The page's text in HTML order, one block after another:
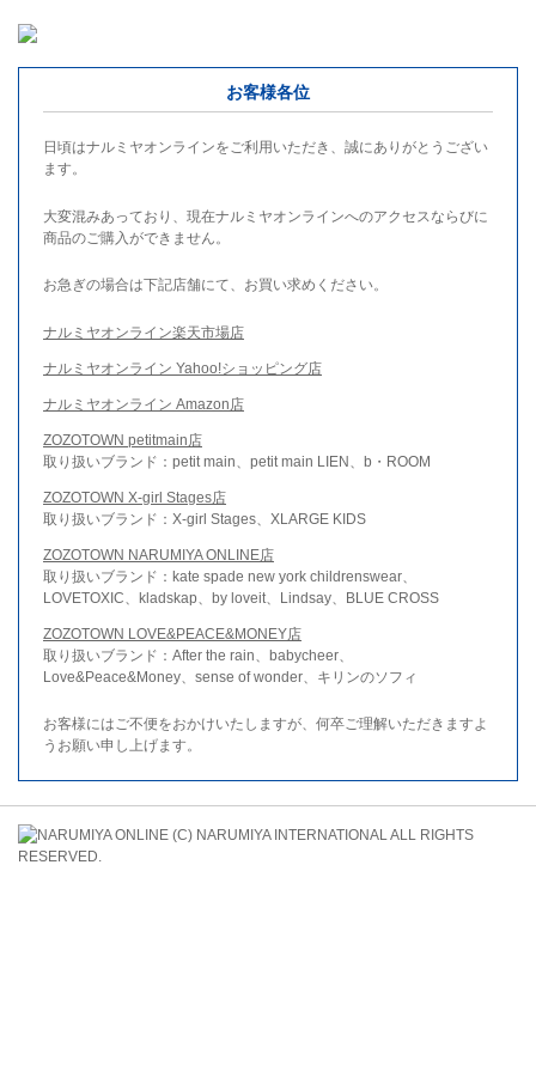
お客様各位
日頃はナルミヤオンラインをご利用いただき、誠にありがとうござい
ます。
大変混みあっており、現在ナルミヤオンラインへのアクセスならびに
商品のご購入ができません。
お急ぎの場合は下記店舗にて、お買い求めください。
ナルミヤオンライン楽天市場店
ナルミヤオンライン Yahoo!ショッピング店
ナルミヤオンライン Amazon店
ZOZOTOWN petitmain店
取り扱いブランド：petit main、petit main LIEN、b・ROOM
ZOZOTOWN X-girl Stages店
取り扱いブランド：X-girl Stages、XLARGE KIDS
ZOZOTOWN NARUMIYA ONLINE店
取り扱いブランド：kate spade new york childrenswear、
LOVETOXIC、kladskap、by loveit、Lindsay、BLUE CROSS
ZOZOTOWN LOVE&PEACE&MONEY店
取り扱いブランド：After the rain、babycheer、
Love&Peace&Money、sense of wonder、キリンのソフィ
お客様にはご不便をおかけいたしますが、何卒ご理解いただきますよ
うお願い申し上げます。